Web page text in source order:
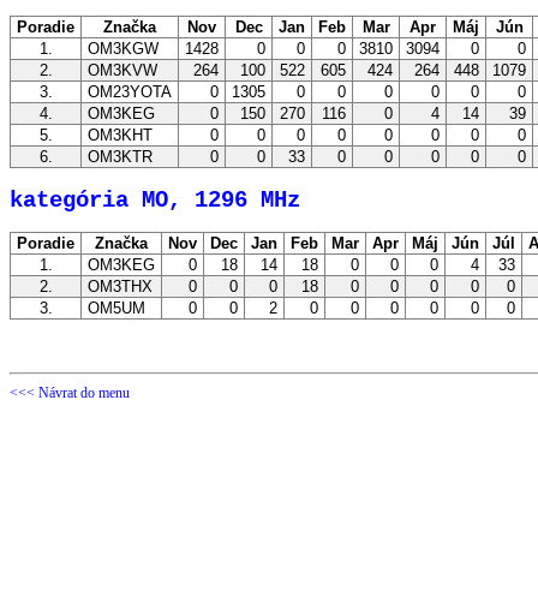
Poradie Značka Nov Dec Jan Feb Mar Apr Máj Jún
1.
OM3KGW 1428 0 0 0 3810 3094 0
0
2.
OM3KVW 264 100 522 605 424 264 448 1079
3.
OM23YOTA 0 1305 0 0 0 0 0
0
4.
OM3KEG 0 150 270 116 0 4 14 39
5.
OM3KHT 0 0 0 0 0 0 0
0
6.
OM3KTR 0 0 33 0 0 0 0 0
kategória MO, 1296 MHz
Poradie Značka Nov Dec Jan Feb Mar Apr Máj Jún Júl
1.
OM3KEG 0 18 14 18 0 0 0 4 33
2.
OM3THX 0 0 0 18 0 0 0 0 0
3.
OM5UM 0 0 2 0 0 0 0 0 0
<<< Návrat do menu